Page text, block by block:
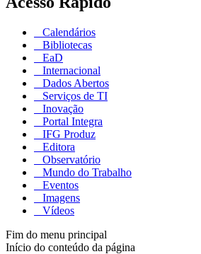
Calendários
Bibliotecas
EaD
Internacional
Dados Abertos
Serviços de TI
Inovação
Portal Integra
IFG Produz
Editora
Observatório
Mundo do Trabalho
Eventos
Imagens
Vídeos
Fim do menu principal
Início do conteúdo da página